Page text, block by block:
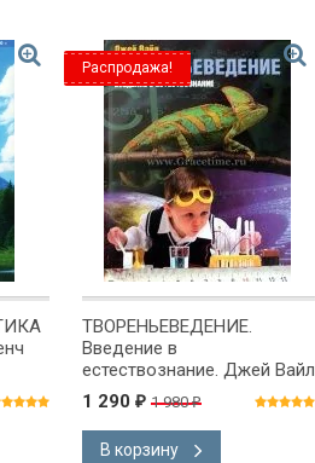
Распродажа!
ТВОРЕНЬЕВЕДЕНИЕ.
Введение в
естествознание. Джей Вайл
1 290 ₽ 1 980₽
В корзину